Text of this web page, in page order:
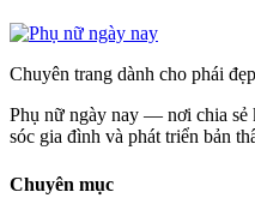
Chuyên trang dành cho phái
Phụ nữ ngày nay — nơi chia sẻ
sóc gia đình và phát triển bản
Chuyên mục